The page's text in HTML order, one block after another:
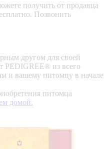
получить от продавца
Позвонить
другом для своей
PEDIGREE® из всего
и вашему питомцу в начале
питомца
домой.